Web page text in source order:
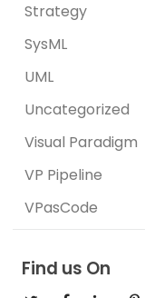
Strategy
SysML
UML
Uncategorized
Visual Paradigm
VP Pipeline
VPasCode
Find us On